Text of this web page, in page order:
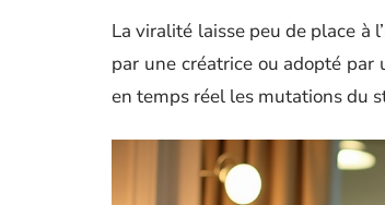
La viralité laisse peu de place à
par une créatrice ou adopté par
en temps réel les mutations du